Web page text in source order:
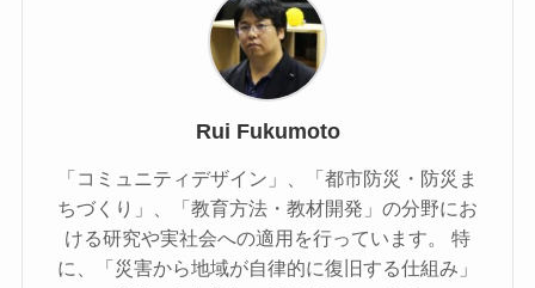
Rui Fukumoto
「コミュニティデザイン」、「都市防災・防災ま
ちづくり」、「教育方法・教材開発」の分野にお
ける研究や実社会への適用を行っています。 特
に、「災害から地域が自律的に復旧する仕組み」